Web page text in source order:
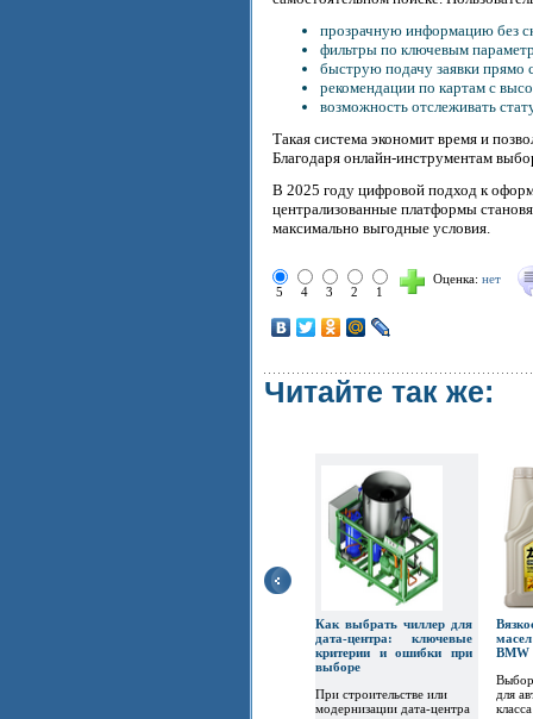
прозрачную информацию без
фильтры по ключевым
быструю подачу заявки прямо
рекомендации по картам с
возможность отслеживать
Такая система экономит время и
Благодаря онлайн-инструментам
В 2025 году цифровой подход к
централизованные платформы
максимально выгодные условия.
5 4 3 2 1
Оценка: нет
Читайте так же:
Как выбрать чиллер для
дата-центра: ключевые
критерии и ошибки при
выборе
При строительстве или
модернизации дата-центра
BMW
для